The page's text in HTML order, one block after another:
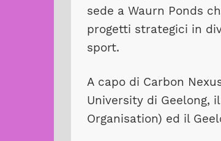
sede a Waurn Ponds
progetti strategici in
sport.
A capo di Carbon
University di Geelong,
Organisation) ed il